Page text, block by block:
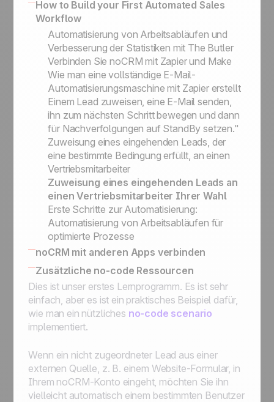
Die Service-Philosophie: Einfachheit und
Effizienz
Die noCRM Sales Academy
organisieren
Geschäftsanwendungsfällen
No-code-Auslöser und Aktionen
No-code apps
How to Build your First Automated Sales
Workflow
Automatisierung von Arbeitsabläufen und
Verbesserung der Statistiken mit The Butler
Verbinden Sie noCRM mit Zapier und Make
Wie man eine vollständige E-Mail-
Automatisierungsmaschine mit Zapier erstellt
Einem Lead zuweisen, eine E-Mail senden,
ihn zum nächsten Schritt bewegen und dann
für Nachverfolgungen auf StandBy setzen."
Zuweisung eines eingehenden Leads, der
eine bestimmte Bedingung erfüllt, an einen
Vertriebsmitarbeiter
Zuweisung eines eingehenden Leads an
einen Vertriebsmitarbeiter Ihrer Wahl
Erste Schritte zur Automatisierung:
Automatisierung von Arbeitsabläufen für
optimierte Prozesse
noCRM mit anderen Apps verbinden
Wie Sie noCRM mit Ihrem eigenen
Informationssystem verbinden
noCRM mit anderen Apps verbinden
Zusätzliche no-code Ressourcen
Dies ist unser erstes Lernprogramm. Es ist sehr
einfach, aber es ist ein praktisches Beispiel dafür,
wie man ein nützliches no-code scenario
implementiert.
Wenn ein nicht zugeordneter Lead aus einer
externen Quelle, z. B. einem Website-Formular, in
Ihrem noCRM-Konto eingeht, möchten Sie ihn
vielleicht automatisch einem bestimmten Benutzer